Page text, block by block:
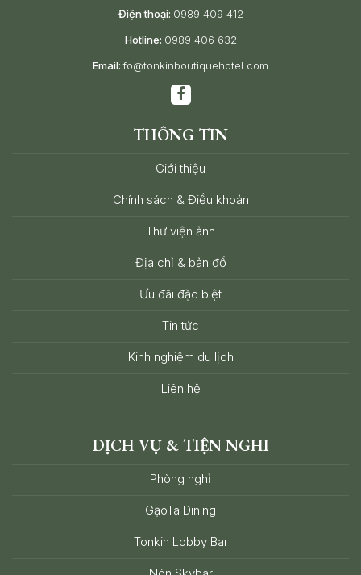
Điện thoại: 0989 409 412
Hotline: 0989 406 632
Email:fo@tonkinboutiquehotel.com
THÔNG TIN
Giới thiệu
Chính sách & Điều khoản
Thư viện ảnh
Địa chỉ & bản đồ
Ưu đãi đặc biệt
Tin tức
Kinh nghiệm du lịch
Liên hệ
DỊCH VỤ & TIỆN NGHI
Phòng nghỉ
GạoTa Dining
Tonkin Lobby Bar